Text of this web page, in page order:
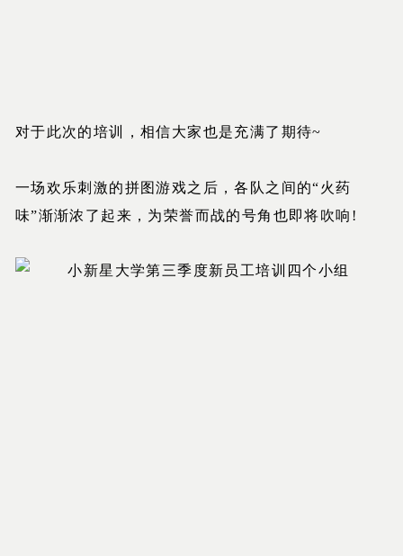
对于此次的培训，相信大家也是充满了期待~
一场欢乐刺激的拼图游戏之后，各队之间的“火药
味”渐渐浓了起来，为荣誉而战的号角也即将吹响!